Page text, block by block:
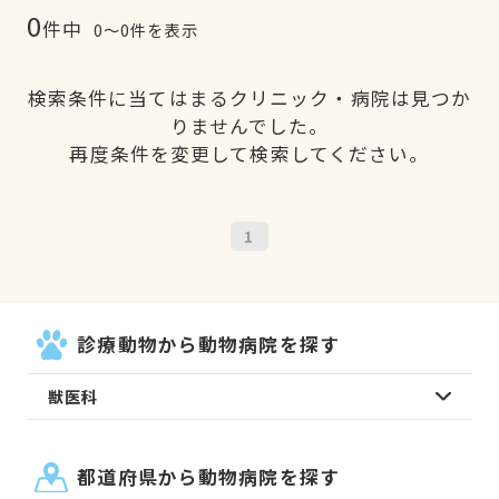
0件中 0〜0件を表示
検索条件に当てはまるクリニック・病院は見つか
りませんでした。
再度条件を変更して検索してください。
1
診療動物から動物病院を探す
獣医科
都道府県から動物病院を探す